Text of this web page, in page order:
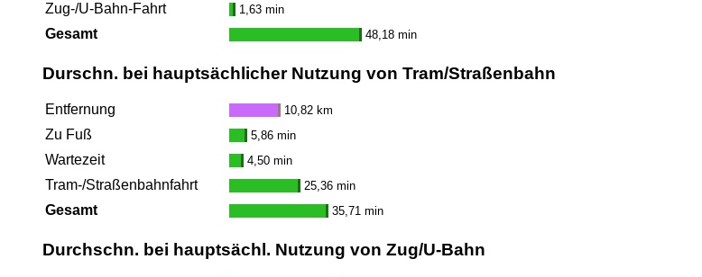
Zug-/U-Bahn-Fahrt 1,63 min
Gesamt 48,18 min
Durschn. bei hauptsächlicher Nutzung von Tram/Straßenbahn
Entfernung 10,82 km
Zu Fuß 5,86 min
Wartezeit 4,50 min
Tram-/Straßenbahnfahrt 25,36 min
Gesamt 35,71 min
Durchschn. bei hauptsächl. Nutzung von Zug/U-Bahn